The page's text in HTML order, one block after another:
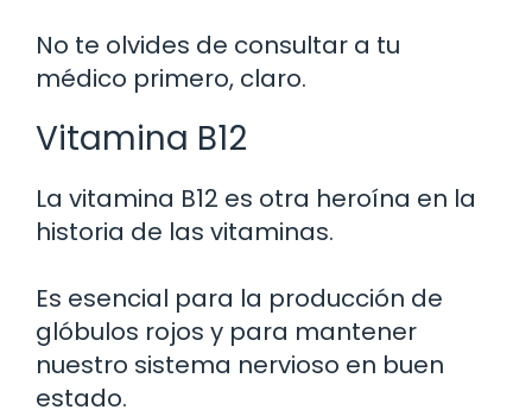
No te olvides de consultar a tu
médico primero, claro.
Vitamina B12
La vitamina B12 es otra heroína en la
historia de las vitaminas.
Es esencial para la producción de
glóbulos rojos y para mantener
nuestro sistema nervioso en buen
estado.